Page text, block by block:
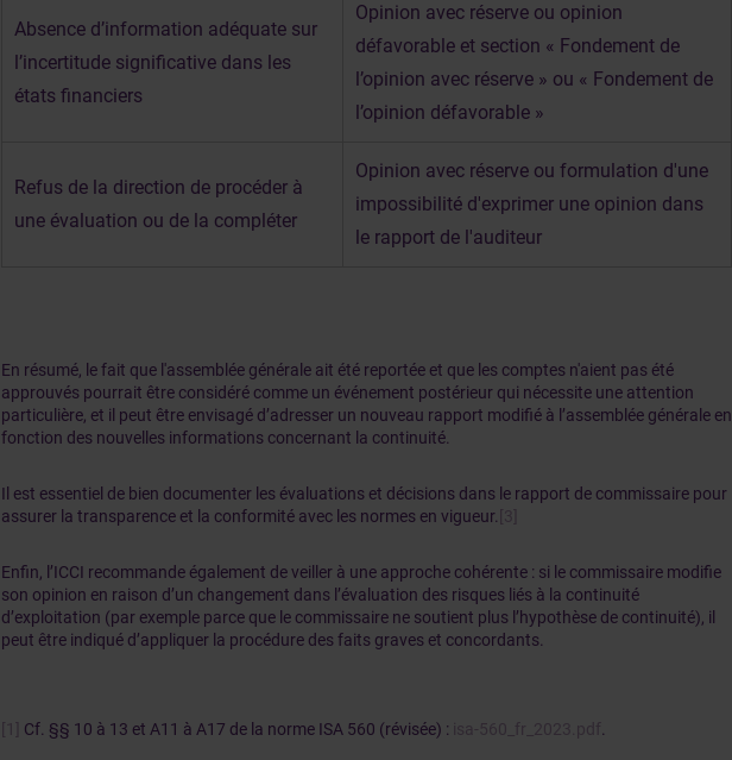
Absence d’information adéquate sur
l’incertitude significative dans les
états financiers
Opinion avec réserve ou opinion
défavorable et section « Fondement de
l’opinion avec réserve » ou « Fondement de
l’opinion défavorable »
Refus de la direction de procéder à
une évaluation ou de la compléter
Opinion avec réserve ou formulation d'une
impossibilité d'exprimer une opinion dans
le rapport de l'auditeur
En résumé, le fait que l'assemblée générale ait été reportée et que les comptes n'aient pas été
approuvés pourrait être considéré comme un événement postérieur qui nécessite une attention
particulière, et il peut être envisagé d’adresser un nouveau rapport modifié à l’assemblée générale en
fonction des nouvelles informations concernant la continuité.
Il est essentiel de bien documenter les évaluations et décisions dans le rapport de commissaire pour
assurer la transparence et la conformité avec les normes en vigueur.
[3]
Enfin, l’ICCI recommande également de veiller à une approche cohérente : si le commissaire modifie
son opinion en raison d’un changement dans l’évaluation des risques liés à la continuité
d’exploitation (par exemple parce que le commissaire ne soutient plus l’hypothèse de continuité), il
peut être indiqué d’appliquer la procédure des faits graves et concordants.
[1] Cf. §§ 10 à 13 et A11 à A17 de la norme ISA 560 (révisée) : isa-560_fr_2023.pdf